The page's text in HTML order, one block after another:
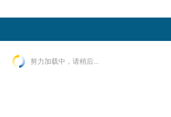
努力加载中，请稍后...